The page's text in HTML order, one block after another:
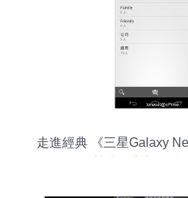
走進經典 《三星Galaxy